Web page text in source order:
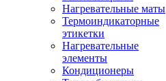
Нагревательные маты
Термоиндикаторные
этикетки
Нагревательные
элементы
Кондиционеры